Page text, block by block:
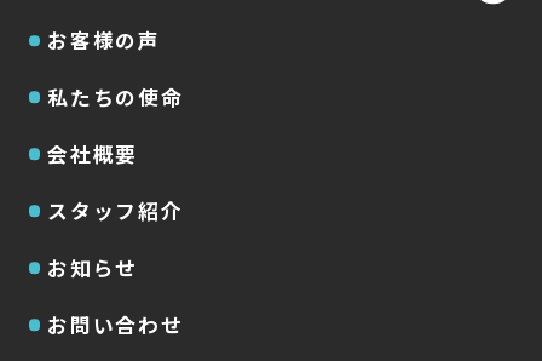
お客様の声
私たちの使命
会社概要
スタッフ紹介
お知らせ
お問い合わせ